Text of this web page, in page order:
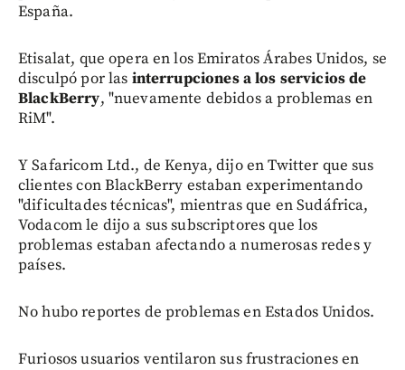
España.
Etisalat, que opera en los Emiratos Árabes Unidos, se
disculpó por las interrupciones a los servicios de
BlackBerry, "nuevamente debidos a problemas en
RiM".
Y Safaricom Ltd., de Kenya, dijo en Twitter que sus
clientes con BlackBerry estaban experimentando
"dificultades técnicas", mientras que en Sudáfrica,
Vodacom le dijo a sus subscriptores que los
problemas estaban afectando a numerosas redes y
países.
No hubo reportes de problemas en Estados Unidos.
Furiosos usuarios ventilaron sus frustraciones en